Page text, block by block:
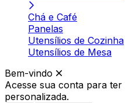
Chá e Café
Panelas
Utensílios de Cozinha
Utensílios de Mesa
Bem-vindo
Acesse sua conta para ter
personalizada.